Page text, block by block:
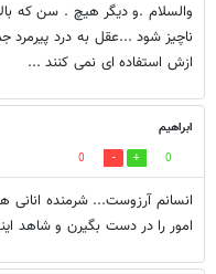
والسلام .و دیگر هیچ . سن که
ناچیز شود ...عقل به درد پیرمرد
ازش استفاده ای نمی کنند ...
ابراهیم
0
0
امور را در دست بگیرن و شاهد